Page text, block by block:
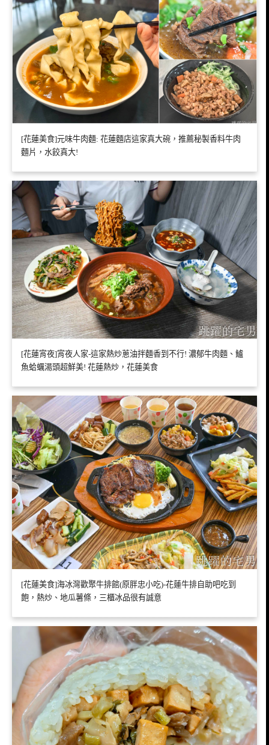
[花蓮美食]元味牛肉麵: 花蓮麵店這家真大碗，推薦秘製香料牛肉
麵片，水餃真大!
[花蓮宵夜]宵夜人家-這家熱炒蔥油拌麵香到不行! 濃郁牛肉麵、鱸
魚蛤蠣湯頭超鮮美! 花蓮熱炒，花蓮美食
[花蓮美食]海冰灣歡聚牛排館(原胖忠小吃)-花蓮牛排自助吧吃到
飽，熱炒、地瓜薯條，三櫃冰品很有誠意